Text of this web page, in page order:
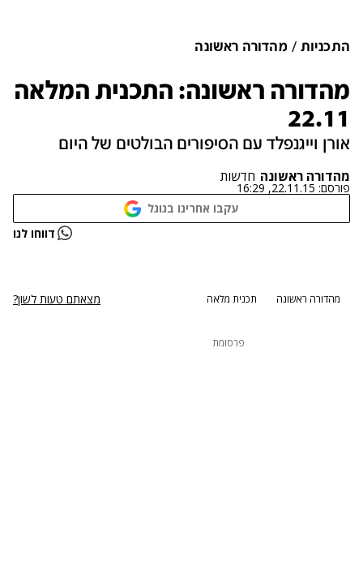
התכניות מהדורה ראשונה
מהדורה ראשונה: התכנית המלאה
22.11
אורן וייגנפלד עם הסיפורים הבולטים של היום
מהדורה ראשונה חדשות
פורסם: 22.11.15, 16:29
עקבו אחרינו בגוגל
נתקלנו בבעיה דווחו לנו
מהדורה ראשונה תכנית מלאה מצאתם טעות לשון?
פרסומת